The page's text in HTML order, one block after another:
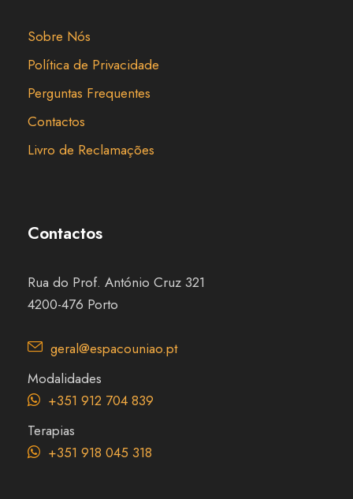
Sobre Nós
Política de Privacidade
Perguntas Frequentes
Contactos
Livro de Reclamações
Contactos
Rua do Prof. António Cruz 321
4200-476 Porto
geral@espacouniao.pt
Modalidades
+351 912 704 839
Terapias
+351 918 045 318